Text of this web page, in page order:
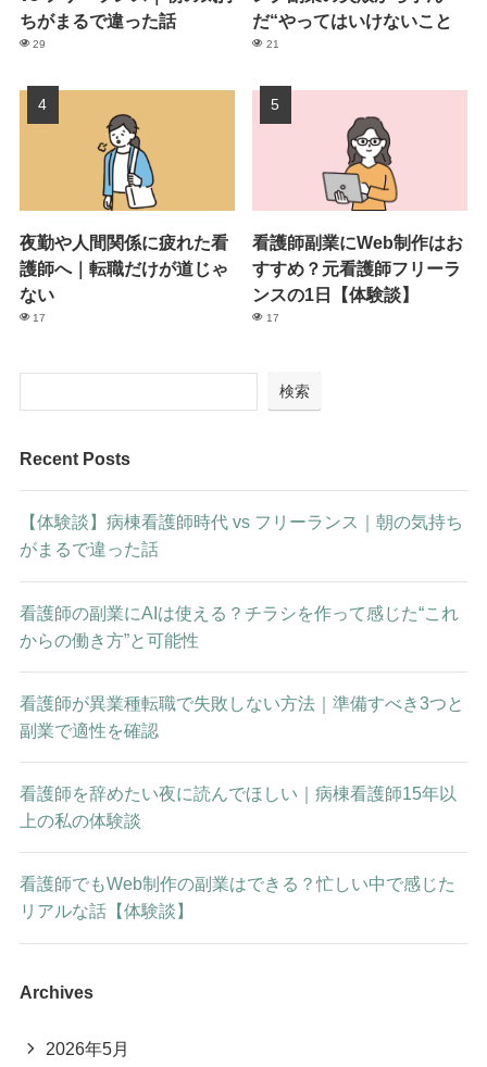
ちがまるで違った話
29
だ“やってはいけないこと
21
夜勤や人間関係に疲れた看
護師へ｜転職だけが道じゃ
ない
17
看護師副業にWeb制作はお
すすめ？元看護師フリーラ
ンスの1日【体験談】
17
検索
Recent Posts
【体験談】病棟看護師時代 vs フリーランス｜朝の気持ち
がまるで違った話
看護師の副業にAIは使える？チラシを作って感じた“これ
からの働き方”と可能性
看護師が異業種転職で失敗しない方法｜準備すべき3つと
副業で適性を確認
看護師を辞めたい夜に読んでほしい｜病棟看護師15年以
上の私の体験談
看護師でもWeb制作の副業はできる？忙しい中で感じた
リアルな話【体験談】
Archives
2026年5月